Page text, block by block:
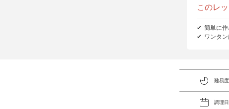
このレ
簡単に
ワンタ
難易度
調理